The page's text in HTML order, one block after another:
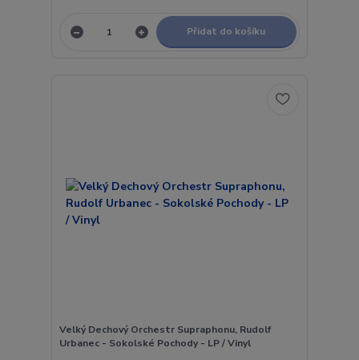
Přidat do košíku
Velký Dechový Orchestr Supraphonu, Rudolf
Urbanec - Sokolské Pochody - LP / Vinyl